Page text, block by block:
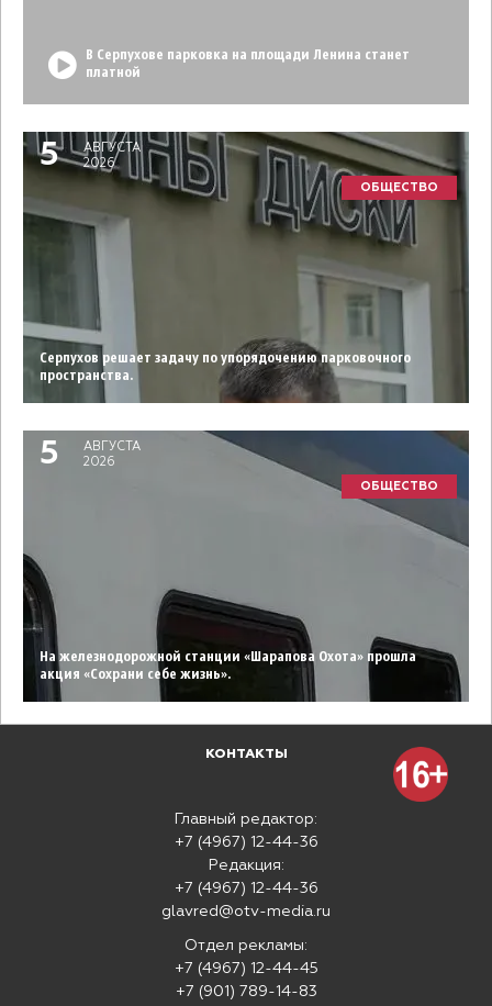
В Серпухове парковка на площади Ленина станет
платной
5
АВГУСТА
2026
ОБЩЕСТВО
Серпухов решает задачу по упорядочению парковочного
пространства.
5
АВГУСТА
2026
ОБЩЕСТВО
На железнодорожной станции «Шарапова Охота» прошла
акция «Сохрани себе жизнь».
КОНТАКТЫ
Главный редактор:
+7 (4967) 12-44-36
Редакция:
+7 (4967) 12-44-36
glavred@otv-media.ru
Отдел рекламы:
+7 (4967) 12-44-45
+7 (901) 789-14-83